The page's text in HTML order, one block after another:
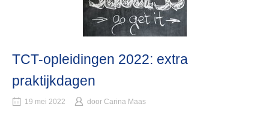
TCT-opleidingen 2022: extra
praktijkdagen
19 mei 2022 door Carina Maas